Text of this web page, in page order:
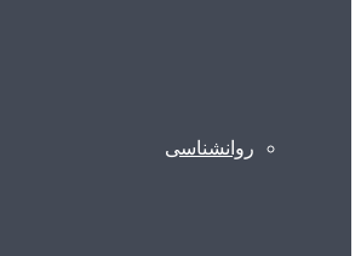
روانشناسی